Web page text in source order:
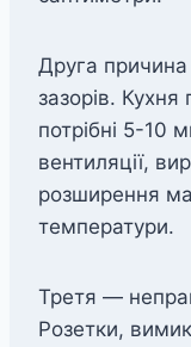
Друга причина
зазорів.
потрібні 5-10
вентиляції,
розширення
температури.
Третя —
Розетки,